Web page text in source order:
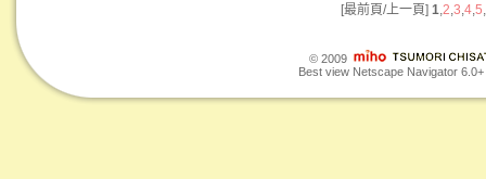
[最前頁/上一頁] 1 2 3 4 5
© 2009
Best view Netscape Navigator